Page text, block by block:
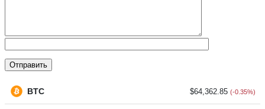
BTC $64,362.85 (-0.35%)